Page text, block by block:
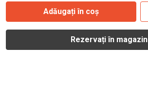
Adăugați în coș
Rezervați în magazin